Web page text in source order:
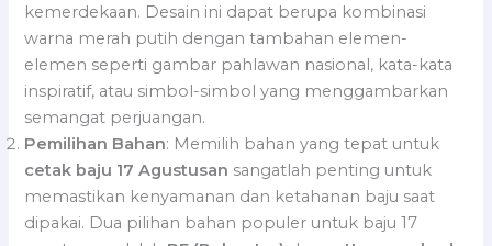
kemerdekaan. Desain ini dapat berupa kombinasi
warna merah putih dengan tambahan elemen-
elemen seperti gambar pahlawan nasional, kata-kata
inspiratif, atau simbol-simbol yang menggambarkan
semangat perjuangan.
Pemilihan Bahan: Memilih bahan yang tepat untuk
cetak baju 17 Agustusan sangatlah penting untuk
memastikan kenyamanan dan ketahanan baju saat
dipakai. Dua pilihan bahan populer untuk baju 17